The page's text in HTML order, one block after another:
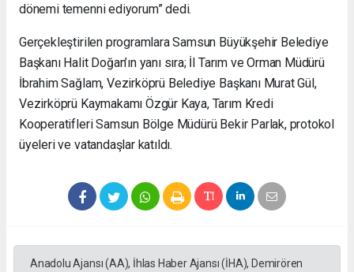
dönemi temenni ediyorum” dedi.
Gerçekleştirilen programlara Samsun Büyükşehir Belediye
Başkanı Halit Doğan’ın yanı sıra; İl Tarım ve Orman Müdürü
İbrahim Sağlam, Vezirköprü Belediye Başkanı Murat Gül,
Vezirköprü Kaymakamı Özgür Kaya, Tarım Kredi
Kooperatifleri Samsun Bölge Müdürü Bekir Parlak, protokol
üyeleri ve vatandaşlar katıldı.
Anadolu Ajansı (AA), İhlas Haber Ajansı (İHA), Demirören